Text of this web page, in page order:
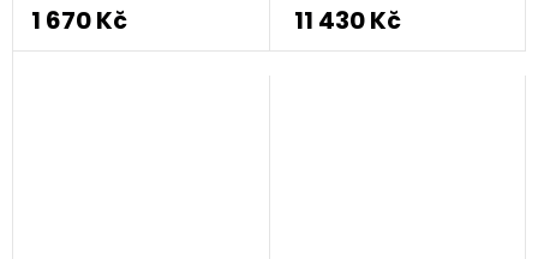
1 670 Kč 11 430 Kč